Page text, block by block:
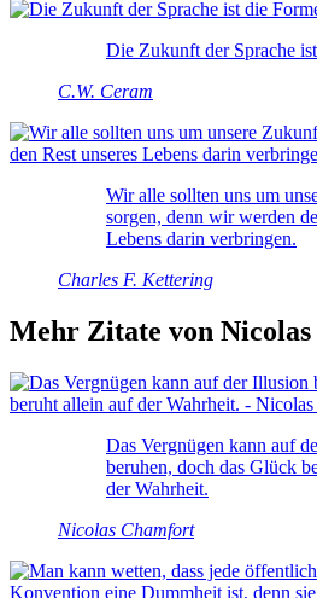
Die Zukunft der Sprache
C.W. Ceram
Wir alle sollten uns um
sorgen, denn wir werden
Lebens darin verbringen.
Charles F. Kettering
Mehr Zitate von
Das Vergnügen kann auf
beruhen, doch das Glück
der Wahrheit.
Nicolas Chamfort